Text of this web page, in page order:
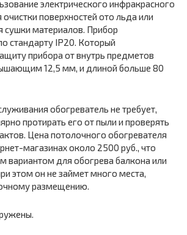
электрического инфракрасного
поверхностей ото льда или
сушки материалов. Прибор
стандарту IP20. Который
прибора от внутрь предметов
12,5 мм, и длиной больше 80
обогреватель не требует,
протирать его от пыли и проверять
Цена потолочного обогревателя
магазинах около 2500 руб., что
вариантом для обогрева балкона или
этом он не займет много места,
размещению.